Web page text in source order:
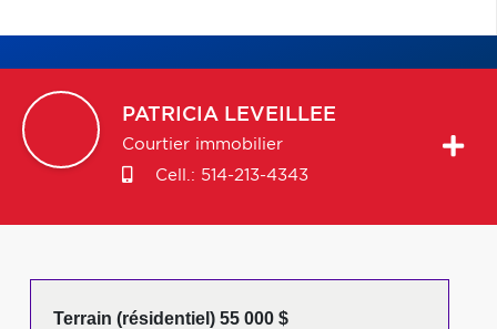
PATRICIA LEVEILLEE
Courtier immobilier
Cell.: 514-213-4343
Terrain (résidentiel) 55 000 $